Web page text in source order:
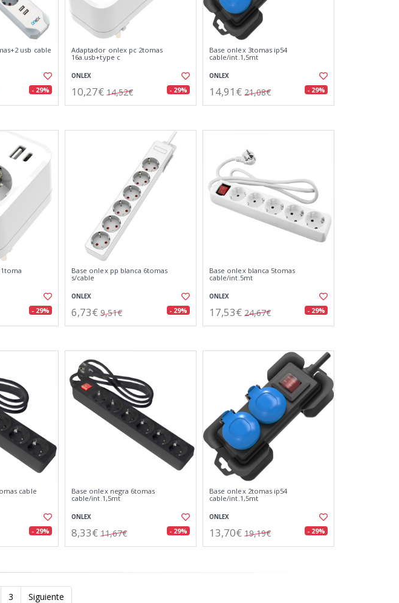
usb cable
- 29%
Adaptador onlex pc 2tomas
16a.usb+type c
ONLEX
10,27€ 14,52€ - 29%
Base onlex 3tomas ip54
cable/int.1,5mt
ONLEX
14,91€ 21,08€ - 29%
- 29%
Base onlex pp blanca 6tomas
s/cable
ONLEX
6,73€ 9,51€ - 29%
Base onlex blanca 5tomas
cable/int.5mt
ONLEX
17,53€ 24,67€ - 29%
cable
- 29%
Base onlex negra 6tomas
cable/int.1,5mt
ONLEX
8,33€ 11,67€ - 29%
Base onlex 2tomas ip54
cable/int.1,5mt
ONLEX
13,70€ 19,19€ - 29%
3 Siguiente